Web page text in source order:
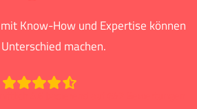
Know-How und Expertise können
machen.